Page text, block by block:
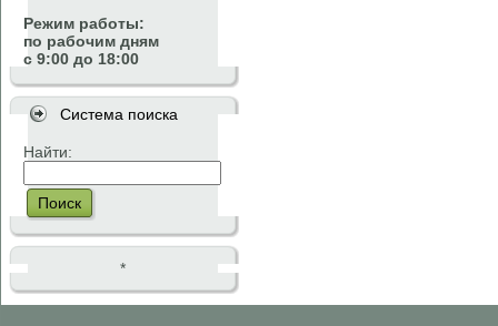
Режим работы:
по рабочим дням
с 9:00 до 18:00
Система поиска
Найти:
Поиск
*